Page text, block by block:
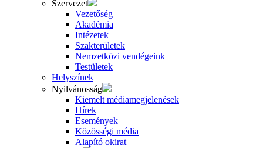
Szervezet
Vezetőség
Akadémia
Intézetek
Szakterületek
Nemzetközi vendégeink
Testületek
Helyszínek
Nyilvánosság
Kiemelt médiamegjelenések
Hírek
Események
Közösségi média
Alapító okirat